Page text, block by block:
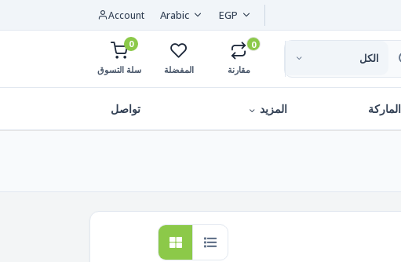
EGP
Arabic
Account
الكل
0
مقارنة المفضلة
0
سلة التسوق
الماركة المزيد تواصل